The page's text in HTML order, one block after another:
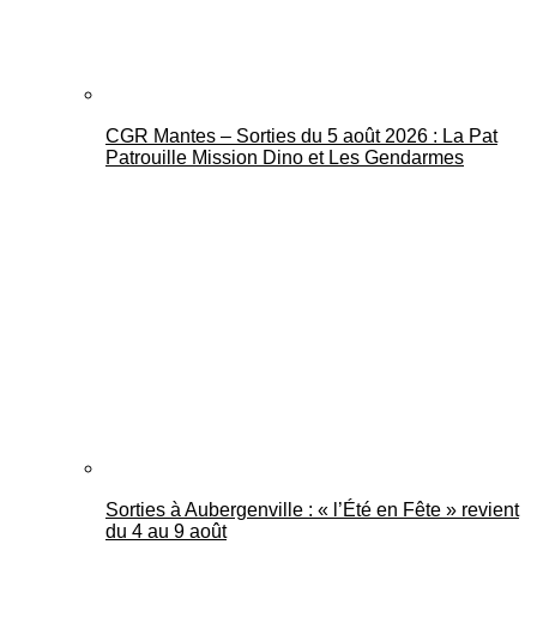
CGR Mantes – Sorties du 5 août 2026 : La Pat
Patrouille Mission Dino et Les Gendarmes
Sorties à Aubergenville : « l’Été en Fête » revient
du 4 au 9 août